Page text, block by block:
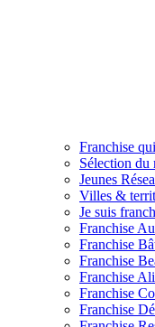
Franchise
Sélection du
Jeunes
Villes &
Je suis
Franchise
Franchise
Franchise
Franchise
Franchise
Franchise